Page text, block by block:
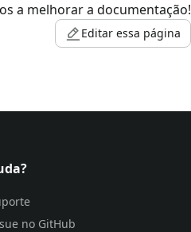
a melhorar a documentação!
Editar essa página
no GitHub